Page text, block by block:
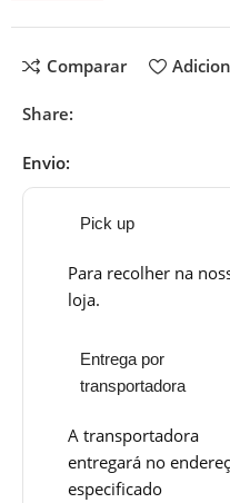
Comparar
Share:
Envio:
Pick up
Para recolher na
loja.
Entrega por
transportadora
A transportadora
entregará no
especificado